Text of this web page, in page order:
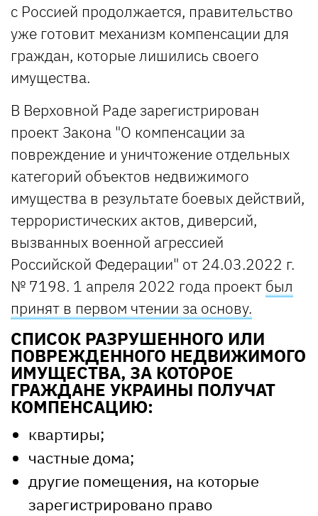
с Россией продолжается, правительство
уже готовит механизм компенсации для
граждан, которые лишились своего
имущества.
В Верховной Раде зарегистрирован
проект Закона "О компенсации за
повреждение и уничтожение отдельных
категорий объектов недвижимого
имущества в результате боевых действий,
террористических актов, диверсий,
вызванных военной агрессией
Российской Федерации" от 24.03.2022 г.
№ 7198. 1 апреля 2022 года проект был
принят в первом чтении за основу.
СПИСОК РАЗРУШЕННОГО ИЛИ
ПОВРЕЖДЕННОГО НЕДВИЖИМОГО
ИМУЩЕСТВА, ЗА КОТОРОЕ
ГРАЖДАНЕ УКРАИНЫ ПОЛУЧАТ
КОМПЕНСАЦИЮ:
квартиры;
частные дома;
другие помещения, на которые
зарегистрировано право